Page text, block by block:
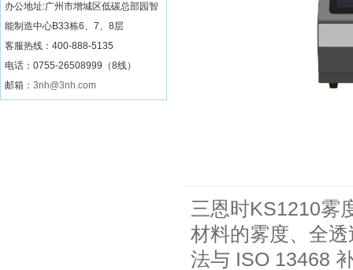
办公地址:广州市增城区低碳总部园智
能制造中心B33栋6、7、8层
客服热线： 400-888-5135
电话：0755-26508999（8线）
邮箱： 3nh@3nh.com
三恩时KS1210雾
材料的雾度、全
法与 ISO 13468